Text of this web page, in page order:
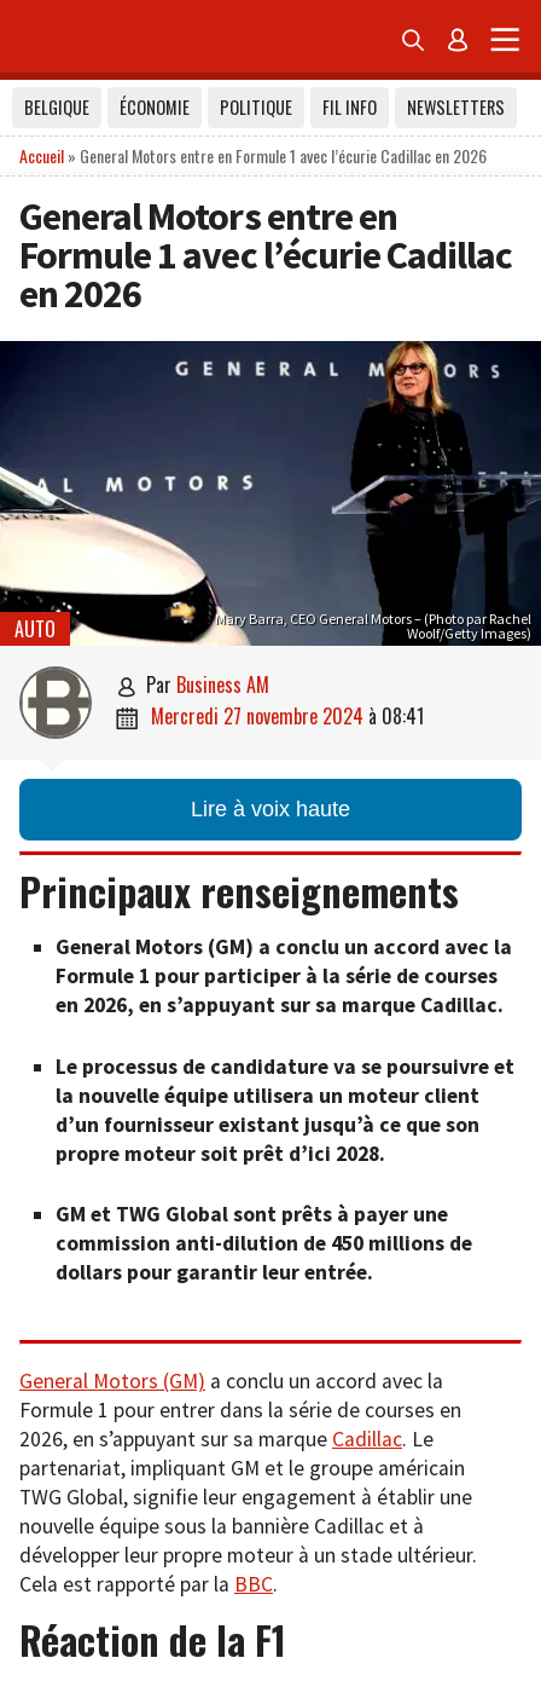
 
BELGIQUE ÉCONOMIE POLITIQUE FIL INFO
NEWSLETTERS
Accueil» General Motors entre en Formule 1 avec l’écurie Cadillac en 2026
General Motors entre en
Formule 1 avec l’écurie Cadillac
en 2026
Mary Barra, CEO General Motors – (Photo par Rachel
Woolf/Getty Images)
AUTO
 par Business AM
 mercredi 27 novembre 2024 à 08:41
Lire à voix haute
Principaux renseignements
General Motors (GM) a conclu un accord avec la
Formule 1 pour participer à la série de courses
en 2026, en s’appuyant sur sa marque Cadillac.
Le processus de candidature va se poursuivre et
la nouvelle équipe utilisera un moteur client
d’un fournisseur existant jusqu’à ce que son
propre moteur soit prêt d’ici 2028.
GM et TWG Global sont prêts à payer une
commission anti-dilution de 450 millions de
dollars pour garantir leur entrée.
General Motors (GM) a conclu un accord avec la
Formule 1 pour entrer dans la série de courses en
2026, en s’appuyant sur sa marque Cadillac. Le
partenariat, impliquant GM et le groupe américain
TWG Global, signifie leur engagement à établir une
nouvelle équipe sous la bannière Cadillac et à
développer leur propre moteur à un stade ultérieur.
Cela est rapporté par la BBC.
Réaction de la F1